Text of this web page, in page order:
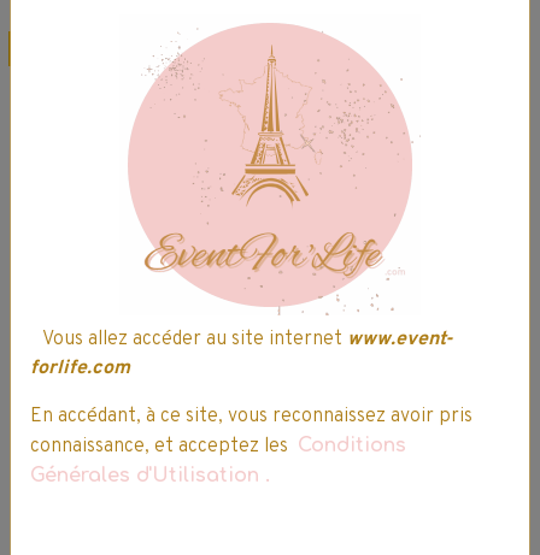
Ravensburger -
machine du petit
illustrateur
24,99€ 21,24€ TTC
Indisponible
Valisette Animal
Crossing - Bic
Kids
Vous allez accéder au site internet www.event-
forlife.com
En accédant, à ce site, vous reconnaissez avoir pris
connaissance, et acceptez les Conditions
Générales d'Utilisation .